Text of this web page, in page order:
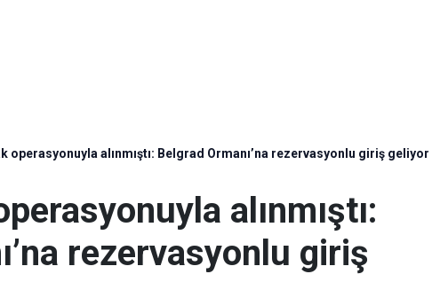
operasyonuyla alınmıştı: Belgrad Ormanı’na rezervasyonlu giriş geliyor
alınmıştı:
rezervasyonlu giriş